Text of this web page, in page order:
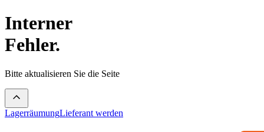
Interner
Fehler.
Bitte aktualisieren Sie die Seite
LagerräumungLieferant werden